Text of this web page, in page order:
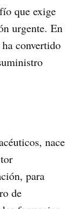
que exige
urgente. En
convertido
nace
para
de